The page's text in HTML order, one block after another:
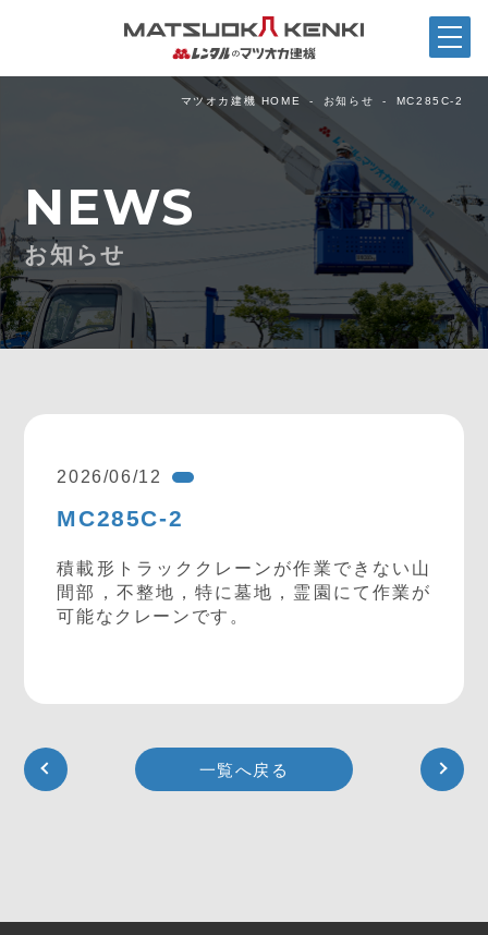
マツオカ建機 HOME お知らせ MC285C-2
NEWS
お知らせ
2026/06/12
MC285C-2
積載形トラッククレーンが作業できない山
間部，不整地，特に墓地，霊園にて作業が
可能なクレーンです。
一覧へ戻る